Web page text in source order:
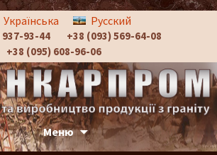
Українська Русский
937-93-44
+38 (093) 569-64-08
+38 (095) 608-96-06